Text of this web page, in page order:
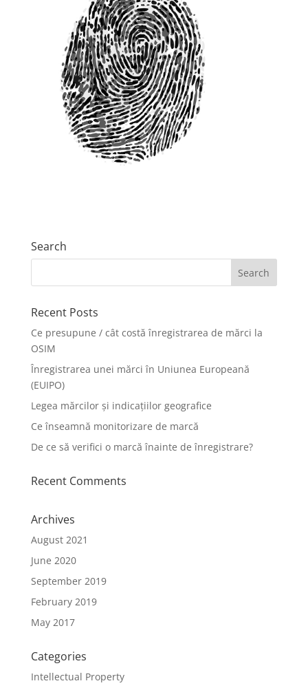
Search
Recent Posts
Ce presupune / cât costă înregistrarea de mărci la
OSIM
Înregistrarea unei mărci în Uniunea Europeană
(EUIPO)
Legea mărcilor și indicațiilor geografice
Ce înseamnă monitorizare de marcă
De ce să verifici o marcă înainte de înregistrare?
Recent Comments
Archives
August 2021
June 2020
September 2019
February 2019
May 2017
Categories
Intellectual Property